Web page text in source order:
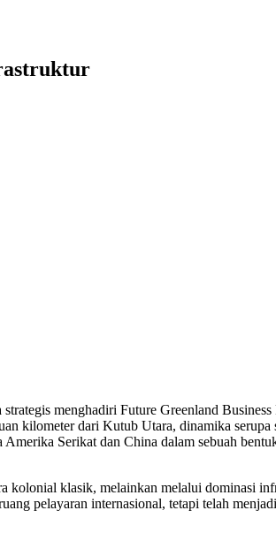
menghadiri Future Greenland
kilometer dari Kutub Utara, dinamika
Serikat dan China dalam sebuah
kolonial klasik, melainkan melalui dominasi
pelayaran internasional, tetapi telah